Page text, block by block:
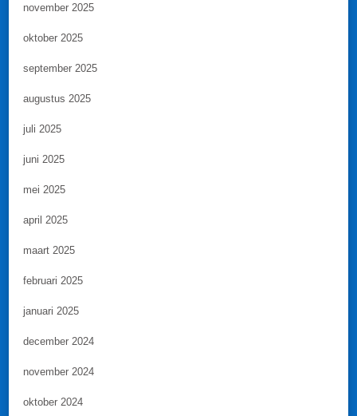
november 2025
oktober 2025
september 2025
augustus 2025
juli 2025
juni 2025
mei 2025
april 2025
maart 2025
februari 2025
januari 2025
december 2024
november 2024
oktober 2024